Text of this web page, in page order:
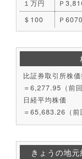
１万円
Ｐ
＄100
Ｐ6070
比証券取引所株
＝6,277.95（前
日経平均株価
＝65,683.26（
きょうの地